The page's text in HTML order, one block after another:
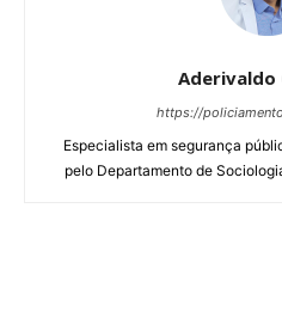
Aderivaldo
https://
Especialista em segurança
pelo Departamento de